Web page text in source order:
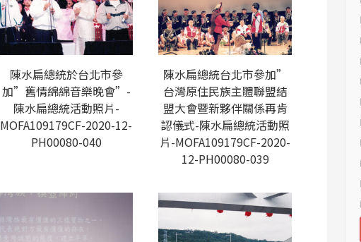
陳水扁總統於台北市參
加”舊情綿綿音樂晚會”-
陳水扁總統活動照片-
MOFA109179CF-2020-12-
PH00080-040
陳水扁總統台北市參加”
台灣原住民族主體聯盟結
盟大會暨新夥伴關係再肯
認儀式-陳水扁總統活動照
片-MOFA109179CF-2020-
12-PH00080-039